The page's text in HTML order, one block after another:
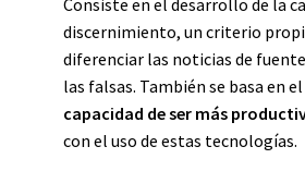
Consiste en el desarrollo de la
discernimiento, un criterio
diferenciar las noticias de
las falsas. También se basa en
capacidad de ser más
con el uso de estas tecnologías.